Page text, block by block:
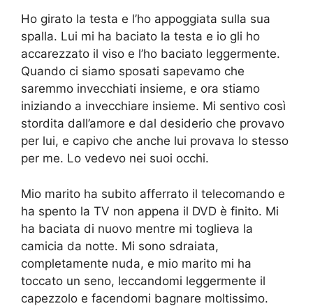
Ho girato la testa e l’ho appoggiata sulla sua
spalla. Lui mi ha baciato la testa e io gli ho
accarezzato il viso e l’ho baciato leggermente.
Quando ci siamo sposati sapevamo che
saremmo invecchiati insieme, e ora stiamo
iniziando a invecchiare insieme. Mi sentivo così
stordita dall’amore e dal desiderio che provavo
per lui, e capivo che anche lui provava lo stesso
per me. Lo vedevo nei suoi occhi.
Mio marito ha subito afferrato il telecomando e
ha spento la TV non appena il DVD è finito. Mi
ha baciata di nuovo mentre mi toglieva la
camicia da notte. Mi sono sdraiata,
completamente nuda, e mio marito mi ha
toccato un seno, leccandomi leggermente il
capezzolo e facendomi bagnare moltissimo.